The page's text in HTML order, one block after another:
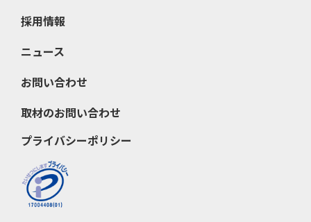
採用情報
ニュース
お問い合わせ
取材のお問い合わせ
プライバシーポリシー